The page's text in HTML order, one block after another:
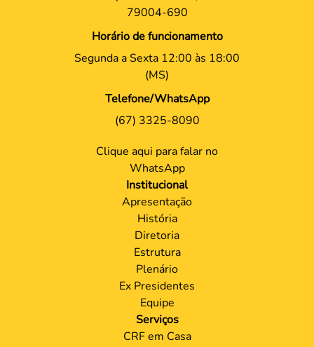
79004-690
Horário de funcionamento
Segunda a Sexta 12:00 às 18:00
(MS)
Telefone/WhatsApp
(67) 3325-8090
Clique aqui para falar no
WhatsApp
Institucional
Apresentação
História
Diretoria
Estrutura
Plenário
Ex Presidentes
Equipe
Serviços
CRF em Casa